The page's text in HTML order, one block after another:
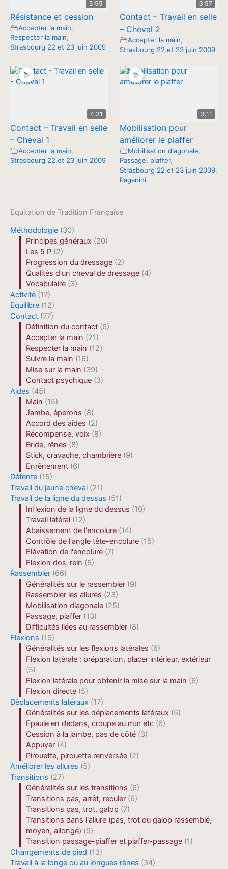
Equitation de Tradition Française
Méthodologie (30)
Principes généraux (20)
Les 5 P (2)
Progression du dressage (2)
Qualités d'un cheval de dressage (4)
Vocabulaire (3)
Activité (17)
Equilibre (12)
Contact (77)
Définition du contact (6)
Accepter la main (21)
Respecter la main (12)
Suivre la main (16)
Mise sur la main (39)
Contact psychique (3)
Aides (45)
Main (15)
Jambe, éperons (8)
Accord des aides (2)
Récompense, voix (8)
Bride, rênes (8)
Stick, cravache, chambrière (9)
Enrênement (6)
Détente (15)
Travail du jeune cheval (21)
Travail de la ligne du dessus (51)
Inflexion de la ligne du dessus (10)
Travail latéral (12)
Abaissement de l'encolure (14)
Contrôle de l'angle tête-encolure (15)
Elévation de l'encolure (7)
Flexion dos-rein (5)
Rassembler (66)
Généralités sur le rassembler (9)
Rassembler les allures (23)
Mobilisation diagonale (25)
Passage, piaffer (13)
Difficultés liées au rassembler (8)
Flexions (19)
Généralités sur les flexions latérales (6)
Flexion latérale : préparation, placer intérieur, extérieur
(5)
Flexion latérale pour obtenir la mise sur la main (6)
Flexion directe (5)
Déplacements latéraux (17)
Généralités sur les déplacements latéraux (5)
Epaule en dedans, croupe au mur etc (6)
Cession à la jambe, pas de côté (3)
Appuyer (4)
Pirouette, pirouette renversée (2)
Améliorer les allures (5)
Transitions (27)
Généralités sur les transitions (6)
Transitions pas, arrêt, reculer (6)
Transitions pas, trot, galop (7)
Transitions dans l'allure (pas, trot ou galop rassemblé,
moyen, allongé) (9)
Transition passage-piaffer et piaffer-passage (1)
Changements de pied (13)
Travail à la longe ou au longues rênes (34)
5:55
Résistance et cession
Accepter la main
Respecter la main
Strasbourg 22 et 23 juin 2009
3:57
Contact – Travail en selle
– Cheval 2
Accepter la main
Strasbourg 22 et 23 juin 2009
4:31
Contact – Travail en selle
– Cheval 1
Accepter la main
Strasbourg 22 et 23 juin 2009
3:11
Mobilisation pour
améliorer le piaffer
Mobilisation diagonale
Passage, piaffer,
Strasbourg 22 et 23 juin 2009,
Paganini